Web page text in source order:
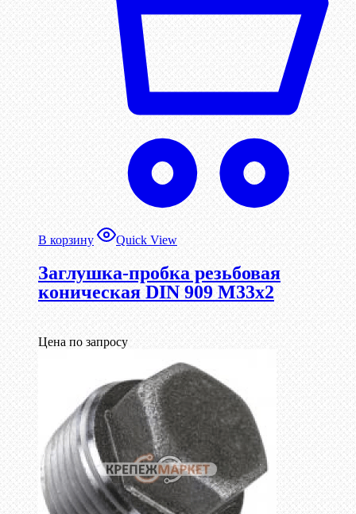
В корзину Quick View
Заглушка-пробка резьбовая
коническая DIN 909 М33х2
Цена по запросу